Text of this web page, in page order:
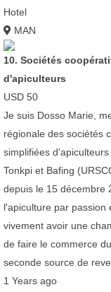
Hotel
MAN
10. Sociétés
d'apiculteurs
USD 50
Je suis Dosso Marie,
régionale des sociétés
simplifiées
Tonkpi et Bafing
depuis le 15 décembre
l'apiculture par passion
vivement avoir une
de faire le commerce
seconde source de
1 Years ago